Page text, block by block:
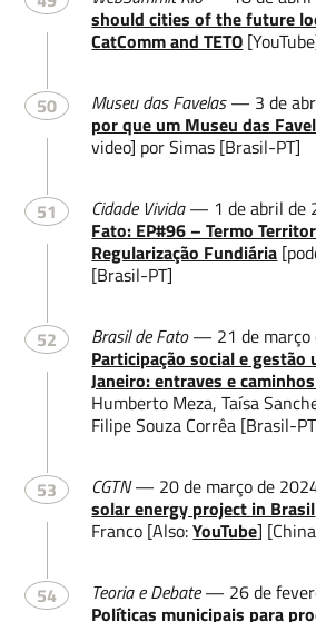
should cities of the future
CatComm and TETO
50 Museu das Favelas— 3 de
por que um Museu das
video] por Simas [Brasil-PT]
51 Cidade Vivida— 1 de abril de
Fato: EP#96 – Termo
Regularização Fundiária
[Brasil-PT]
52 Brasil de Fato— 21 de março
Participação social e gestão
Janeiro: entraves e
Humberto Meza, Taísa
Filipe Souza Corrêa [Brasil-
53 CGTN— 20 de março de
solar energy project in Brasil
Franco [Also:YouTube]
54 Teoria e Debate— 26 de
Políticas municipais para